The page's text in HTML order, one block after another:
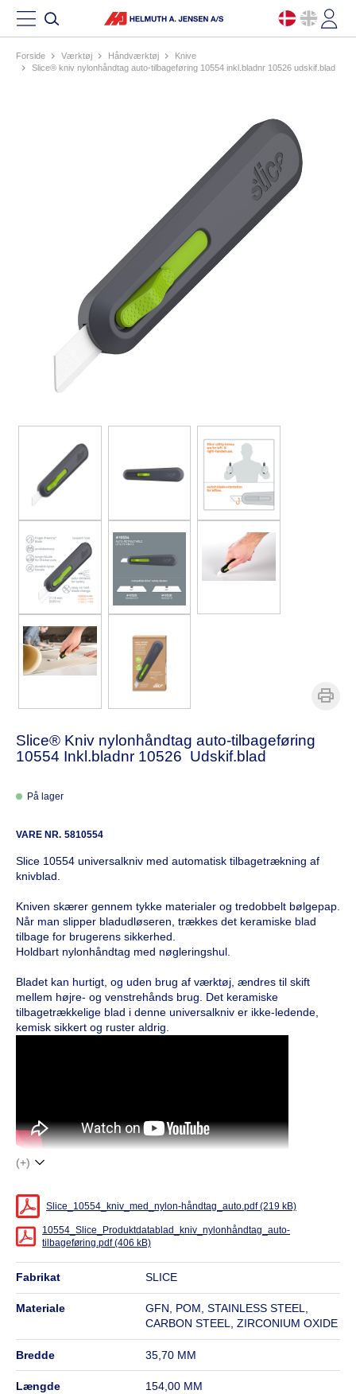
Forside værktøj håndværktøj
knive
slice® kniv nylonhåndtag auto-tilbageføring 10554 inkl.bladnr 10526 udskif.blad
Slice® Kniv nylonhåndtag auto-tilbageføring
10554 Inkl.bladnr 10526 Udskif.blad
På lager
VARE NR. 5810554
Slice 10554 universalkniv med automatisk tilbagetrækning af
knivblad.
Kniven skærer gennem tykke materialer og tredobbelt bølgepap.
Når man slipper bladudløseren, trækkes det keramiske blad
tilbage for brugerens sikkerhed.
Holdbart nylonhåndtag med nøgleringshul.
Bladet kan hurtigt, og uden brug af værktøj, ændres til skift
mellem højre- og venstrehånds brug. Det keramiske
tilbagetrækkelige blad i denne universalkniv er ikke-ledende,
kemisk sikkert og ruster aldrig.
(+)
Slice_10554_kniv_med_nylon-håndtag_auto.pdf (219 kB)
10554_Slice_Produktdatablad_kniv_nylonhåndtag_auto-
tilbageføring.pdf (406 kB)
fabrikat SLICE
materiale
GFN, POM, STAINLESS STEEL,
CARBON STEEL, ZIRCONIUM OXIDE
bredde 35,70 MM
længde 154,00 MM